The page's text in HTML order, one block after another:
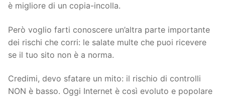
è migliore di un copia-incolla.
Però voglio farti conoscere un’altra parte importante
dei rischi che corri: le salate multe che puoi ricevere
se il tuo sito non è a norma.
Credimi, devo sfatare un mito: il rischio di controlli
NON è basso. Oggi Internet è così evoluto e popolare